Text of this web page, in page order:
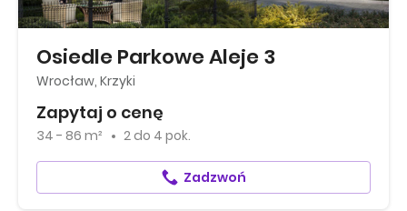
Osiedle Parkowe Aleje 3
Wrocław, Krzyki
Zapytaj o cenę
34 - 86 m² 2 do 4 pok.
Zadzwoń